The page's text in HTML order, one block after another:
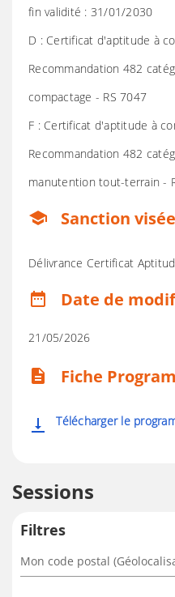
fin validité : 31/01/2030
D : Certificat d'aptitude à
Recommandation 482
compactage - RS 7047
F : Certificat d'aptitude à
Recommandation 482
manutention tout-terrain -
school Sanction visée
Délivrance Certificat
date_range Date de
21/05/2026
description Fiche
vertical_align_bottom Télécharger le
Sessions
Filtres
Mon code postal